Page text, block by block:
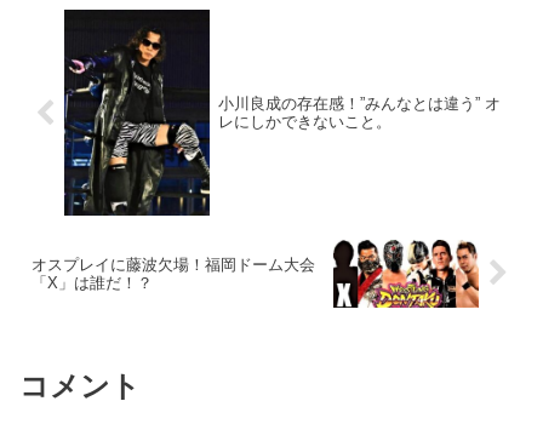
小川良成の存在感！”みんなとは違う” オ
レにしかできないこと。
オスプレイに藤波欠場！福岡ドーム大会
「X」は誰だ！？
コメント